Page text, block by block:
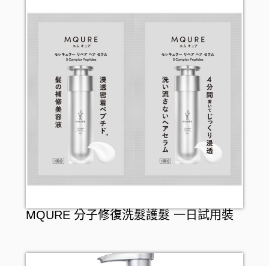
MQURE 分子修復洗髮護髮 一日試用裝